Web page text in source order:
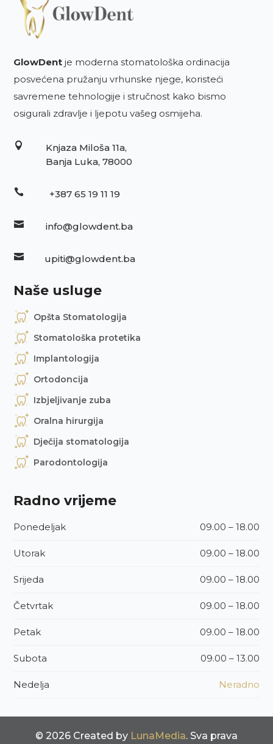
GlowDent je moderna stomatološka ordinacija
posvećena pružanju vrhunske njege, koristeći
savremene tehnologije i stručnost kako bismo
osigurali zdravlje i ljepotu vašeg osmijeha.

Knjaza Miloša 11a,
Banja Luka, 78000
 +387 65 19 11 19
 info@glowdent.ba
 upiti@glowdent.ba
Naše usluge
Opšta Stomatologija
Stomatološka protetika
Implantologija
Ortodoncija
Izbjeljivanje zuba
Oralna hirurgija
Dječija stomatologija
Parodontologija
Radno vrijeme
Ponedeljak 09.00 – 18.00
Utorak 09.00 – 18.00
Srijeda 09.00 – 18.00
Četvrtak 09.00 – 18.00
Petak 09.00 – 18.00
Subota 09.00 – 13.00
Nedelja Neradno
© 2026 Created by LunaMedia. Sva prava